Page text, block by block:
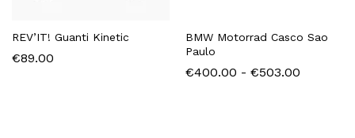
REV’IT! Guanti Kinetic
€89.00
BMW Motorrad Casco Sao
Paulo
€400.00 - €503.00